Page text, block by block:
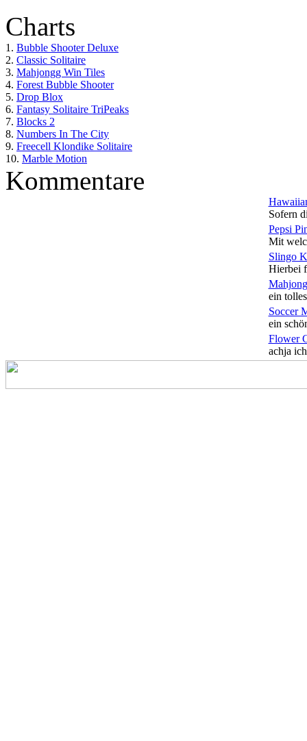
Charts
1. Bubble Shooter Deluxe
2. Classic Solitaire
3. Mahjongg Win Tiles
4. Forest Bubble Shooter
5. Drop Blox
6. Fantasy Solitaire TriPeaks
7. Blocks 2
8. Numbers In The City
9. Freecell Klondike Solitaire
10. Marble Motion
Kommentare
Sofern
Pepsi
Mit
Slingo
Hierbei
ein
Soccer
ein
Flower
achja